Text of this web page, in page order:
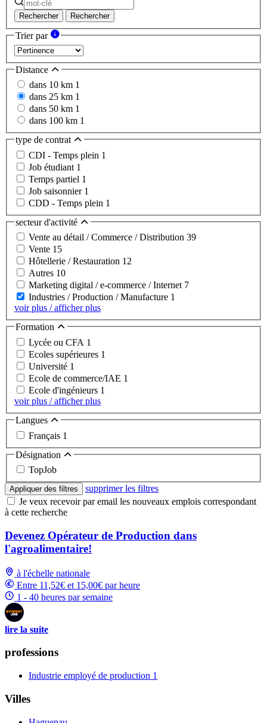
Rechercher Rechercher
Trier par
Distance
dans 10 km 1
dans 25 km 1
dans 50 km 1
dans 100 km 1
type de contrat
CDI - Temps plein 1
Job étudiant 1
Temps partiel 1
Job saisonnier 1
CDD - Temps plein 1
secteur d'activité
Vente au détail / Commerce / Distribution 39
Vente 15
Hôtellerie / Restauration 12
Autres 10
Marketing digital / e-commerce / Internet 7
Industries / Production / Manufacture 1
voir plus / afficher plus
Formation
Lycée ou CFA 1
Ecoles supérieures 1
Université 1
Ecole de commerce/IAE 1
Ecole d'ingénieurs 1
voir plus / afficher plus
Langues
Français 1
Désignation
TopJob
Appliquer des filtres
supprimer les filtres
Je veux recevoir par email les nouveaux emplois correspondant
à cette recherche
Devenez Opérateur de Production dans
l'agroalimentaire!
à l'échelle nationale
Entre 11,52€ et 15,00€ par heure
1 - 40 heures par semaine
lire la suite
professions
Industrie employé de production 1
Villes